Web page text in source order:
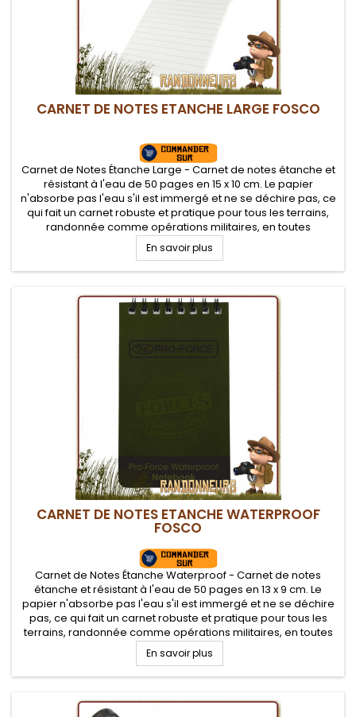
CARNET DE NOTES ETANCHE LARGE FOSCO
Carnet de Notes Étanche Large - Carnet de notes étanche et
résistant à l'eau de 50 pages en 15 x 10 cm. Le papier
n'absorbe pas l'eau s'il est immergé et ne se déchire pas, ce
qui fait un carnet robuste et pratique pour tous les terrains,
randonnée comme opérations militaires, en toutes
conditions climatiques.
En savoir plus
CARNET DE NOTES ETANCHE WATERPROOF
FOSCO
Carnet de Notes Étanche Waterproof - Carnet de notes
étanche et résistant à l'eau de 50 pages en 13 x 9 cm. Le
papier n'absorbe pas l'eau s'il est immergé et ne se déchire
pas, ce qui fait un carnet robuste et pratique pour tous les
terrains, randonnée comme opérations militaires, en toutes
conditions climatiques.
En savoir plus